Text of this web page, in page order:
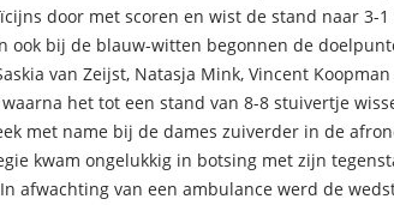
door met scoren en wist de stand naar 3-
ook bij de blauw-witten begonnen de
van Zeijst, Natasja Mink, Vincent
het tot een stand van 8-8 stuivertje
met name bij de dames zuiverder in de
kwam ongelukkig in botsing met zijn
afwachting van een ambulance werd de